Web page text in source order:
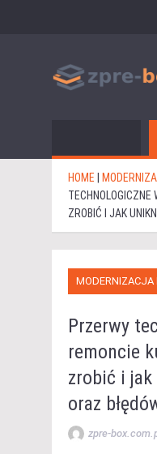
HOME
TECHNOLOGICZNE
ZROBIĆ I JAK
MODERNIZACJA
Przerwy
remoncie
zrobić i jak
oraz
zpre-